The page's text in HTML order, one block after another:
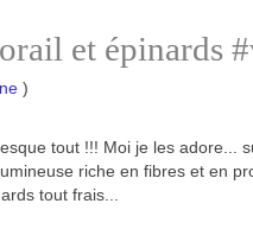
et épinards
)
tout !!! Moi je les adore...
riche en fibres et en
tout frais...